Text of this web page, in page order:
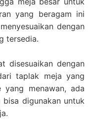
yang beragam ini
dengan
tersedia.
disesuaikan dengan
taplak meja yang
yang menawan, ada
digunakan untuk